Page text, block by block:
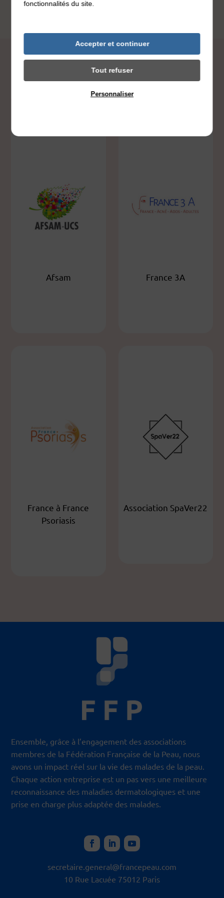
Les autres associations
Afsam France 3A
France à France
Psoriasis
Association SpaVer22
Ensemble, grâce à l’engagement des associations
membres de la Fédération Française de la Peau, nous
avons un impact réel sur la vie des malades de la peau.
Chaque action entreprise est un pas vers une meilleure
reconnaissance des maladies dermatologiques et une
prise en charge plus adaptée des malades.
secretaire.general@francepeau. com
10 Rue Lacuée 75012 Paris
fonctionnalités du site.
Accepter et continuer
Tout refuser
Personnaliser